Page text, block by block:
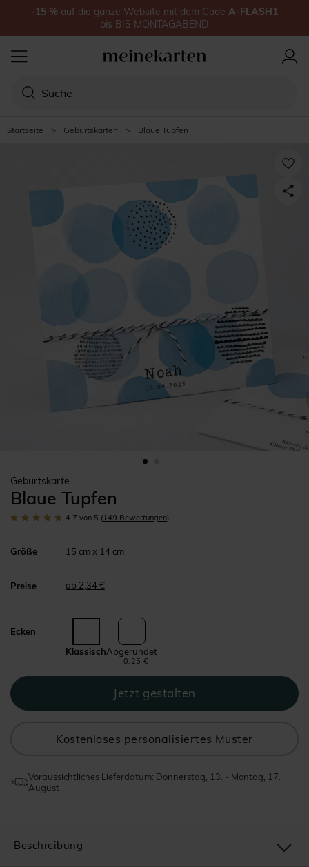
Startseite > Geburtskarten > Blaue Tupfen
Geburtskarte
Blaue Tupfen
4.7 von 5 (149 Bewertungen)
Größe 15 cm x 14 cm
Preise ab 2,34 €
Ecken
KlassischAbgerundet
+0,25 €
Kostenloses personalisiertes Muster
Voraussichtliches Lieferdatum: Donnerstag, 13. - Montag, 17.
August
Beschreibung
-15 % auf die ganze Website mit dem Code A-FLASH1
bis BIS MONTAGABEND